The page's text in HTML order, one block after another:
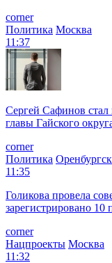
corner
Политика Москва
11:37
Сергей Сафинов
главы Гайского
corner
Политика
11:35
Голикова провела
зарегистрировано 10
corner
Нацпроекты Москва
11:32